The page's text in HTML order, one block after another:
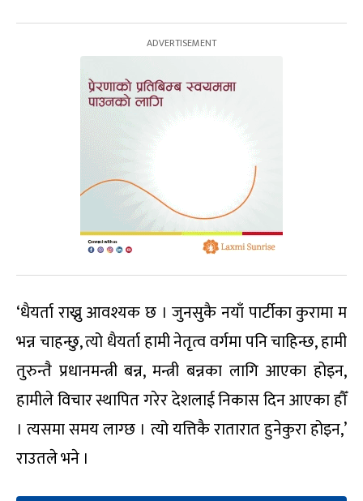
‘धैयर्ता राख्नु आवश्यक छ । जुनसुकै नयाँ पार्टीका कुरामा म
भन्न चाहन्छु, त्यो धैयर्ता हामी नेतृत्व वर्गमा पनि चाहिन्छ, हामी
तुरुन्तै प्रधानमन्त्री बन्न, मन्त्री बन्नका लागि आएका होइन,
हामीले विचार स्थापित गरेर देशलाई निकास दिन आएका हौँ
। त्यसमा समय लाग्छ । त्यो यत्तिकै रातारात हुनेकुरा होइन,’
राउतले भने ।